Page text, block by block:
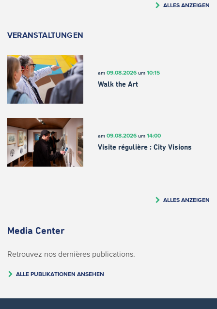
ALLES ANZEIGEN
VERANSTALTUNGEN
am 09.08.2026um 10:15
Walk the Art
am 09.08.2026um 14:00
Visite régulière : City Visions
ALLES ANZEIGEN
Media Center
Retrouvez nos dernières publications.
ALLE PUBLIKATIONEN ANSEHEN